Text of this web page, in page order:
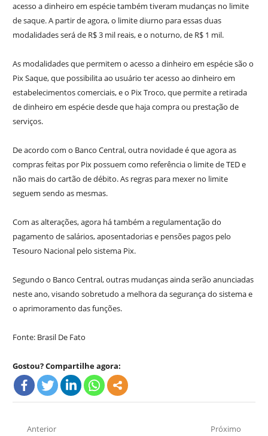
acesso a dinheiro em espécie também tiveram mudanças no limite
de saque. A partir de agora, o limite diurno para essas duas
modalidades será de R$ 3 mil reais, e o noturno, de R$ 1 mil.
As modalidades que permitem o acesso a dinheiro em espécie são o
Pix Saque, que possibilita ao usuário ter acesso ao dinheiro em
estabelecimentos comerciais, e o Pix Troco, que permite a retirada
de dinheiro em espécie desde que haja compra ou prestação de
serviços.
De acordo com o Banco Central, outra novidade é que agora as
compras feitas por Pix possuem como referência o limite de TED e
não mais do cartão de débito. As regras para mexer no limite
seguem sendo as mesmas.
Com as alterações, agora há também a regulamentação do
pagamento de salários, aposentadorias e pensões pagos pelo
Tesouro Nacional pelo sistema Pix.
Segundo o Banco Central, outras mudanças ainda serão anunciadas
neste ano, visando sobretudo a melhora da segurança do sistema e
o aprimoramento das funções.
Fonte: Brasil De Fato
Gostou? Compartilhe agora:
Navegação
Anterior
Próximo